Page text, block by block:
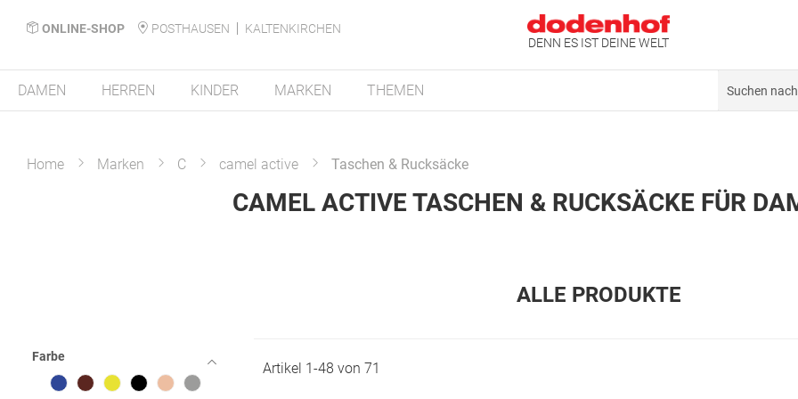
ONLINE-SHOP POSTHAUSEN
KALTENKIRCHEN
DENN ES IST DEINE WELT
DAMEN HERREN KINDER MARKEN THEMEN
Home Marken C camel active Taschen & Rucksäcke
CAMEL ACTIVE TASCHEN & RUCKSÄCKE FÜR
ALLE PRODUKTE
Farbe
Artikel 1-48 von 71